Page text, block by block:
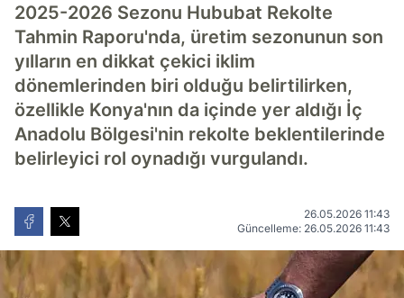
2025-2026 Sezonu Hububat Rekolte
Tahmin Raporu'nda, üretim sezonunun son
yılların en dikkat çekici iklim
dönemlerinden biri olduğu belirtilirken,
özellikle Konya'nın da içinde yer aldığı İç
Anadolu Bölgesi'nin rekolte beklentilerinde
belirleyici rol oynadığı vurgulandı.
26.05.2026 11:43
Güncelleme: 26.05.2026 11:43